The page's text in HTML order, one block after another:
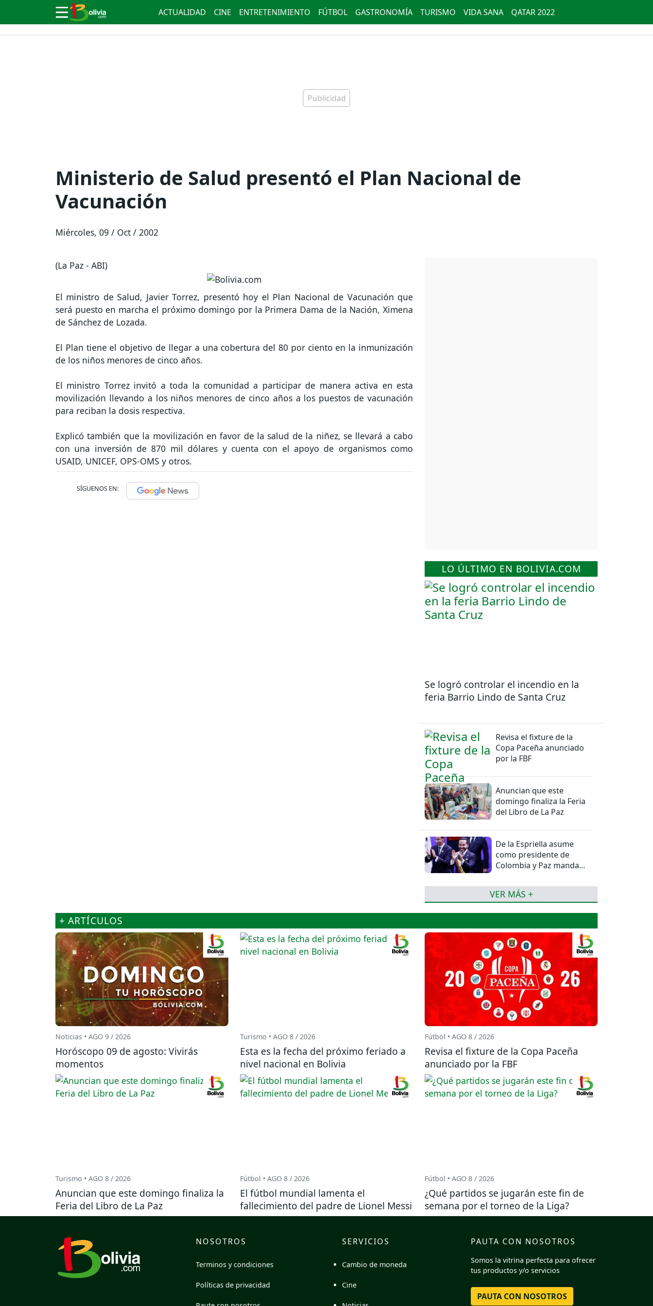
ACTUALIDAD CINE ENTRETENIMIENTO FÚTBOL GASTRONOMÍA TURISMO VIDA SANA QATAR 2022
Ministerio de Salud presentó el Plan Nacional de
Vacunación
Miércoles, 09 / Oct / 2002
(La Paz - ABI)
El ministro de Salud, Javier Torrez, presentó hoy el Plan Nacional de Vacunación que
será puesto en marcha el próximo domingo por la Primera Dama de la Nación, Ximena
de Sánchez de Lozada.
El Plan tiene el objetivo de llegar a una cobertura del 80 por ciento en la inmunización
de los niños menores de cinco años.
El ministro Torrez invitó a toda la comunidad a participar de manera activa en esta
movilización llevando a los niños menores de cinco años a los puestos de vacunación
para reciban la dosis respectiva.
Explicó también que la movilización en favor de la salud de la niñez, se llevará a cabo
con una inversión de 870 mil dólares y cuenta con el apoyo de organismos como
USAID, UNICEF, OPS-OMS y otros.
SÍGUENOS EN:
LO ÚLTIMO EN BOLIVIA.COM
Se logró controlar el incendio en la
feria Barrio Lindo de Santa Cruz
Revisa el fixture de la
Copa Paceña anunciado
por la FBF
Anuncian que este
domingo finaliza la Feria
del Libro de La Paz
De la Espriella asume
como presidente de
Colombia y Paz manda
VER MÁS +
+ ARTÍCULOS
Noticias • AGO 9 / 2026
Horóscopo 09 de agosto: Vivirás
momentos
Turismo • AGO 8 / 2026
Esta es la fecha del próximo feriado a
nivel nacional en Bolivia
Fútbol • AGO 8 / 2026
Revisa el fixture de la Copa Paceña
anunciado por la FBF
Turismo • AGO 8 / 2026
Anuncian que este domingo finaliza la
Feria del Libro de La Paz
Fútbol • AGO 8 / 2026
El fútbol mundial lamenta el
fallecimiento del padre de Lionel Messi
Fútbol • AGO 8 / 2026
¿Qué partidos se jugarán este fin de
semana por el torneo de la Liga?
NOSOTROS
Terminos y condiciones
Políticas de privacidad
SERVICIOS
Cambio de moneda
Cine
PAUTA CON NOSOTROS
Somos la vitrina perfecta para ofrecer
tus productos y/o servicios
PAUTA CON NOSOTROS